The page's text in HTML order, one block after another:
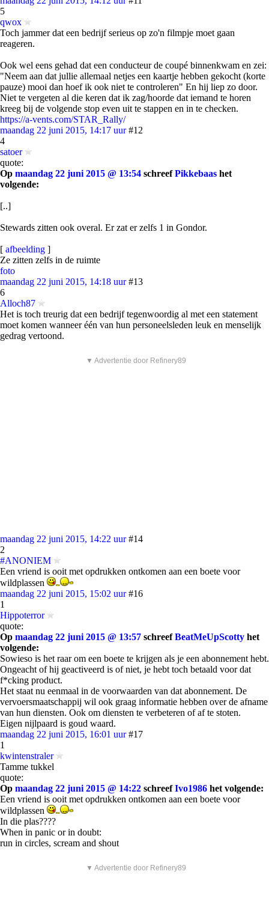
5
qwox
Toch jammer dat een bedrijf serieus op zo'n filmpje moet gaan
reageren.
Ook wel eens gehad dat een conducteur de coupé binnenkwam en zei:
"Neem aan dat jullie allemaal netjes een kaartje hebben gekocht (korte
pauze) mooi dan hoef ik ook niet te controleren" En hij liep zo door.
Niet te vergeten al die keren dat ik zag/hoorde dat iemand te horen
kreeg bij de volgende stop even uit te stappen en in te checken.
https://a-vents.com/STAR_Rally/
maandag 22 juni 2015, 14:17 uur #12
4
satoer
quote:
Op maandag 22 juni 2015 @ 13:54 schreefPikkebaas het
volgende:
[..]
Stewards zitten ook overal. Er zat er zelfs 1 in Gondor.
[ afbeelding ]
Ze zitten zelfs in de ruimte
foto
maandag 22 juni 2015, 14:18 uur #13
6
Alloch87
Het is toch treurig dat een bedrijf tegenwoordig al met een statement
moet komen wanneer één van hun personeelsleden leuk en menselijk
gedrag vertoond.
▼ Advertentie door Refinery89
maandag 22 juni 2015, 14:22 uur #14
2
#ANONIEM
Een vriend is ooit met opdrukken ontkomen aan een boete voor
wildplassen
maandag 22 juni 2015, 15:02 uur #16
1
Hippoterror
quote:
Op maandag 22 juni 2015 @ 13:57 schreefBeatMeUpScotty het
volgende:
Sowieso is het raar om een boete te krijgen als je een abonnement hebt.
Ongeacht of hij geactiveerd is of niet, je hebt toch betaald voor dat
f*cking product.
Het staat nu eenmaal in de voorwaarden van dat abonnement. De
vervoersmaatschappij wil ook graag informatie hebben over de afname
van hun diensten. Ook om diensten te verbeteren of af te stoten.
Eigen nijlpaard is goud waard.
maandag 22 juni 2015, 16:01 uur #17
1
kwintenstraler
Tamme tukkel
quote:
Op maandag 22 juni 2015 @ 14:22 schreefIvo1986 het volgende:
Een vriend is ooit met opdrukken ontkomen aan een boete voor
wildplassen
In die plas????
When in panic or in doubt:
run in circles, scream and shout
▼ Advertentie door Refinery89